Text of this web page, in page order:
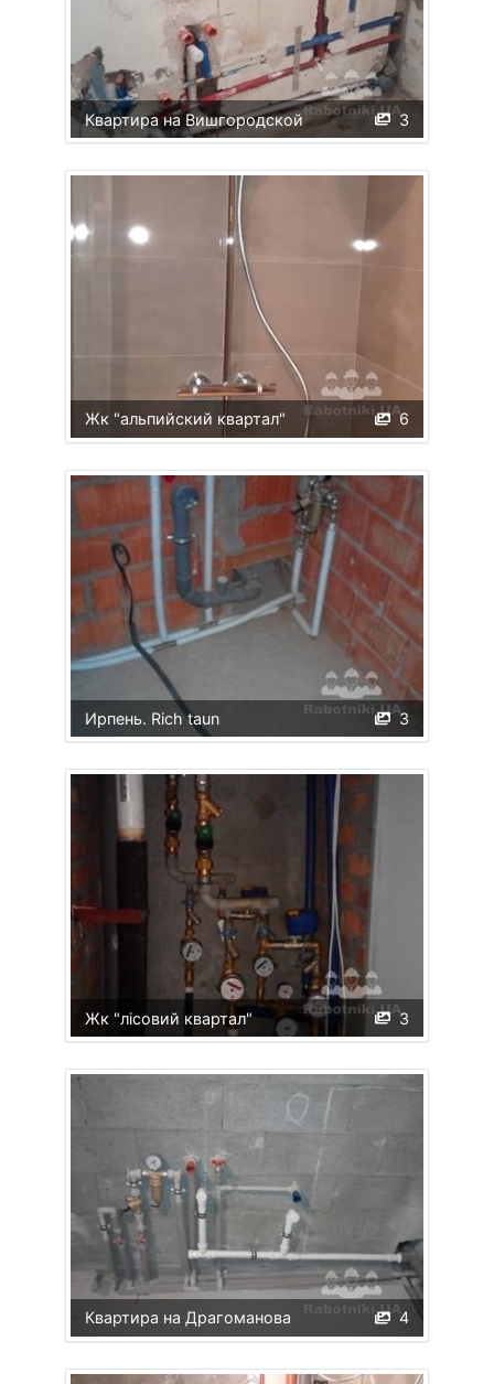
3
Квартира на Вишгородской
6
Жк "альпийский квартал"
3
Ирпень. Rich taun
3
Жк "лісовий квартал"
4
Квартира на Драгоманова